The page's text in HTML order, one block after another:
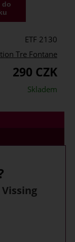
ETF 2130
Tre Fontane
290 CZK
Skladem